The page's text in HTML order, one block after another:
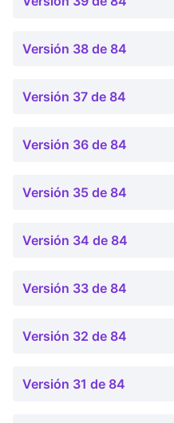
Versión 38 de 84
Versión 37 de 84
Versión 36 de 84
Versión 35 de 84
Versión 34 de 84
Versión 33 de 84
Versión 32 de 84
Versión 31 de 84